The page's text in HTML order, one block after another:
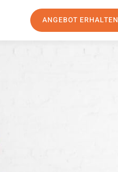
ANGEBOT ERHALTEN